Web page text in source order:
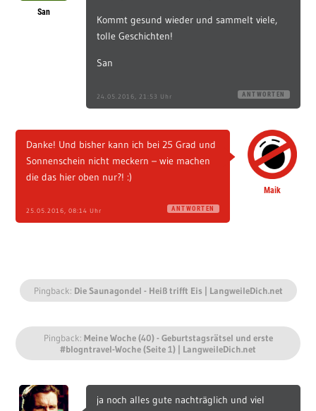
San
Kommt gesund wieder und sammelt viele,
tolle Geschichten!
San
24.05.2016, 21:53 Uhr ANTWORTEN
Maik
Danke! Und bisher kann ich bei 25 Grad und
Sonnenschein nicht meckern – wie machen
die das hier oben nur?! :)
25.05.2016, 08:14 Uhr ANTWORTEN
Pingback: Die Saunagondel - Heiß trifft Eis | LangweileDich.net
Pingback: Meine Woche (40) - Geburtstagsrätsel und erste
#blogntravel-Woche (Seite 1) | LangweileDich.net
ja noch alles gute nachträglich und viel